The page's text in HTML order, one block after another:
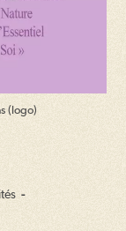
(logo)